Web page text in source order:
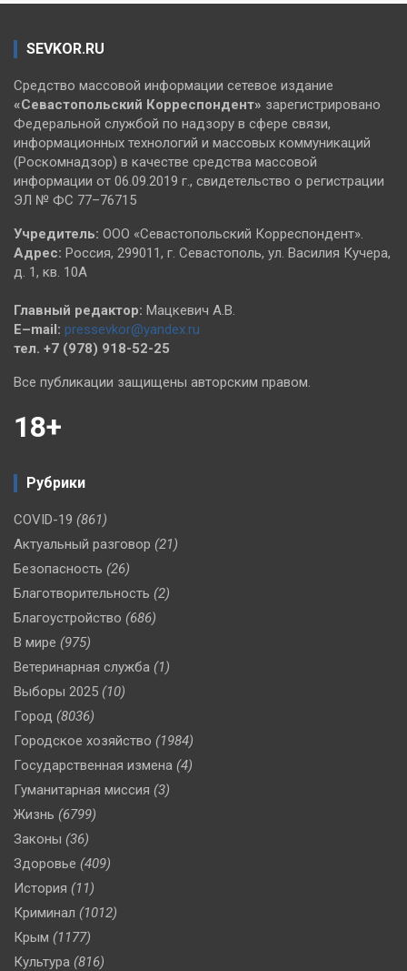
SEVKOR.RU
Средство массовой информации сетевое издание
«Севастопольский Корреспондент» зарегистрировано
Федеральной службой по надзору в сфере связи,
информационных технологий и массовых коммуникаций
(Роскомнадзор) в качестве средства массовой
информации от 06.09.2019 г., свидетельство о регистрации
ЭЛ № ФС 77–76715
Учредитель: ООО «Севастопольский Корреспондент».
Адрес: Россия, 299011, г. Севастополь, ул. Василия Кучера,
д. 1, кв. 10А
Главный редактор: Мацкевич А.В.
E–mail: pressevkor@yandex.ru
тел. +7 (978) 918-52-25
Все публикации защищены авторским правом.
18+
Рубрики
COVID-19 (861)
Актуальный разговор (21)
Безопасность (26)
Благотворительность (2)
Благоустройство (686)
В мире (975)
Ветеринарная служба (1)
Выборы 2025 (10)
Город (8036)
Городское хозяйство (1984)
Государственная измена (4)
Гуманитарная миссия (3)
Жизнь (6799)
Законы (36)
Здоровье (409)
История (11)
Криминал (1012)
Крым (1177)
Культура (816)